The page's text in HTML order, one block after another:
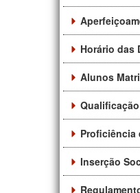
Horário das
Alunos
Qualificação
Proficiência
Inserção